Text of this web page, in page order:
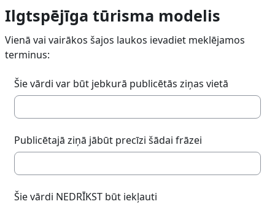
Ilgtspējīga tūrisma modelis
Vienā vai vairākos šajos laukos ievadiet meklējamos
terminus:
Šie vārdi var būt jebkurā publicētās ziņas vietā
Publicētajā ziņā jābūt precīzi šādai frāzei
Šie vārdi NEDRĪKST būt iekļauti